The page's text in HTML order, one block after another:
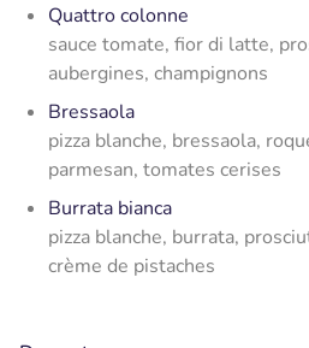
Quattro colonne
sauce tomate, fior di latte,
aubergines, champignons
Bressaola
pizza blanche, bressaola,
parmesan, tomates cerises
Burrata bianca
pizza blanche, burrata,
crème de pistaches